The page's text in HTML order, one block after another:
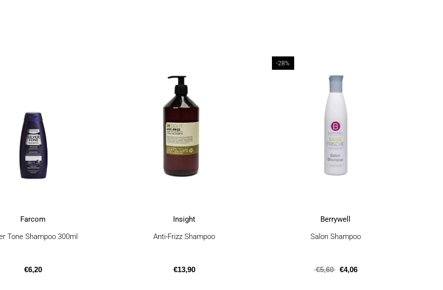
Farcom
Tone Shampoo 300ml
€6,20
Insight
Anti-Frizz Shampoo
€13,90
προϊόν
έχει
πολλαπλές
παραλλαγές.
Οι
μπορούν
επιλεγούν
στη
σελίδα
προϊόντος
-28%
Berrywell
Salon Shampoo
€5,60 €4,06
προϊόν
έχει
πολλαπλές
παραλλαγές.
επιλογές
μπορούν
να
επιλεγούν
στη
σελίδα
του
προϊόντος